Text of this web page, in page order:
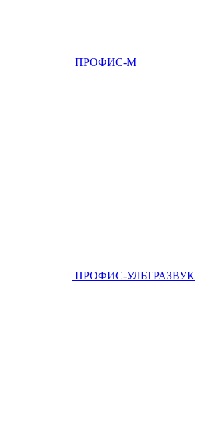
ПРОФИС-М
ПРОФИС-УЛЬТРАЗВУК